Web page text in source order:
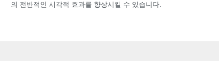
의 전반적인 시각적 효과를 향상시킬 수 있습니다.